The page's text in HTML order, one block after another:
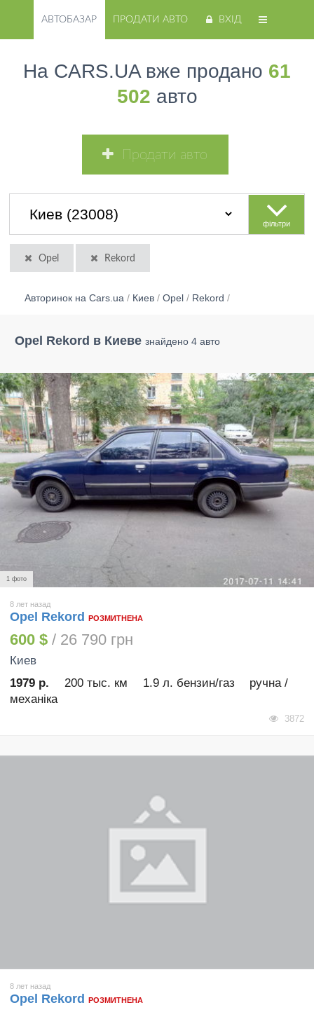
АВТОБАЗАР ПРОДАТИ АВТО ВХІД
На CARS.UA вже продано 61
502 авто
Продати авто
фільтри
Opel Rekord
Авторинок на Cars.ua / Киев / Opel / Rekord /
Opel Rekord в Киеве знайдено 4 авто
1 фото
8 лет назад
Opel Rekord РОЗМИТНЕНА
600 $ / 26 790 грн
Киев
1979 р.
200 тыс. км 1.9 л. бензин/газ
ручна /
механіка
3872
8 лет назад
Opel Rekord РОЗМИТНЕНА